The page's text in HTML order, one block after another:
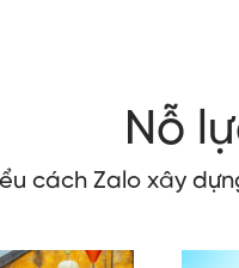
Nỗ
cách Zalo xây